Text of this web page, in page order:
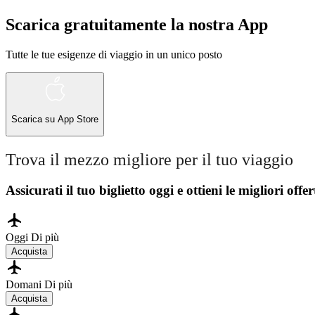
Scarica gratuitamente la nostra App
Tutte le tue esigenze di viaggio in un unico posto
Scarica su App Store
Trova il mezzo migliore per il tuo viaggio
Assicurati il ​​tuo biglietto oggi e ottieni le migliori
Oggi Di più
Acquista
Domani Di più
Acquista